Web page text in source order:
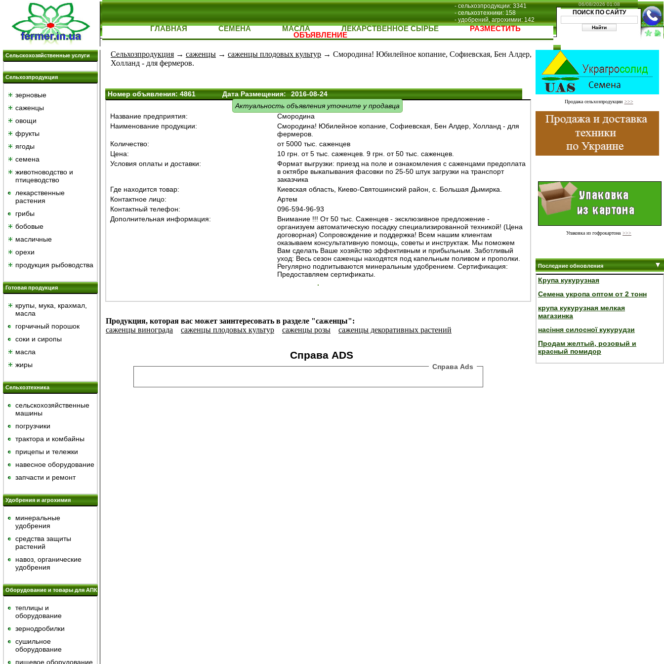
- сельхозпродукции: 3341
- сельхозтехники: 158
- удобрений, агрохимии: 142
06/08/2026 01:08
ПОИСК ПО САЙТУ
ГЛАВНАЯ СЕМЕНА МАСЛА ЛЕКАРСТВЕННОЕ СЫРЬЕ РАЗМЕСТИТЬ
ОБЪЯВЛЕНИЕ
Сельскохозяйственные услуги
Сельхозпродукция
зерновые
саженцы
овощи
фрукты
ягоды
семена
животноводство и
птицеводство
лекарственные
растения
грибы
бобовые
масличные
орехи
продукция рыбоводства
Готовая продукция
крупы, мука, крахмал,
масла
горчичный порошок
cоки и сиропы
масла
жиры
Сельхозтехника
сельскохозяйственные
машины
погрузчики
трактора и комбайны
прицепы и тележки
навесное оборудование
запчасти и ремонт
Удобрения и агрохимия
минеральные
удобрения
средства защиты
растений
навоз, органические
удобрения
Оборудование и товары для АПК
теплицы и
оборудование
зернодробилки
сушильное
оборудование
пищевое оборудование
Сельхозпродукция → саженцы → саженцы плодовых культур → Смородина! Юбилейное копание, Софиевская, Бен Алдер,
Холланд - для фермеров.
Номер объявления: 4861 Дата Размещения:
2016-08-24
Актуальность объявления уточните у продавца
Название предприятия:
Смородина
Наименование продукции:
Смородина! Юбилейное копание, Софиевская, Бен Алдер, Холланд - для
фермеров.
Количество:
от 5000 тыс. саженцев
Цена:
10 грн. от 5 тыс. саженцев. 9 грн. от 50 тыс. саженцев.
Условия оплаты и доставки:
Формат выгрузки: приезд на поле и ознакомления с саженцами предоплата
в октябре выкапывания фасовки по 25-50 штук загрузки на транспорт
заказчика
Где находится товар:
Киевская область, Киево-Святошинский район, с. Большая Дымирка.
Контактное лицо:
Артем
Контактный телефон:
096-594-96-93
Дополнительная информация:
Внимание !!! От 50 тыс. Саженцев - эксклюзивное предложение -
организуем автоматическую посадку специализированной техникой! (Цена
договорная) Сопровождение и поддержка! Всем нашим клиентам
оказываем консультативную помощь, советы и инструктаж. Мы поможем
Вам сделать Ваше хозяйство эффективным и прибыльным. Заботливый
уход: Весь сезон саженцы находятся под капельным поливом и прополки.
Регулярно подпитываются минеральным удобрением. Сертификация:
Предоставляем сертификаты.
Продукция, которая вас может заинтересовать в разделе "саженцы":
саженцы винограда
саженцы плодовых культур саженцы розы саженцы декоративных растений
Справа ADS
Справа Ads
Продажа сельхозпродукции >>>
Упаковка из гофрокартона >>>
Последние обновления
Крупа кукурузная
Семена укропа оптом от 2 тонн
крупа кукурузная мелкая
магазинка
насіння силосної кукурудзи
Продам желтый, розовый и
красный помидор